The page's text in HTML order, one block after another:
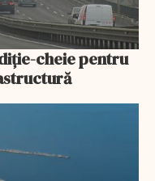
cheie pentru